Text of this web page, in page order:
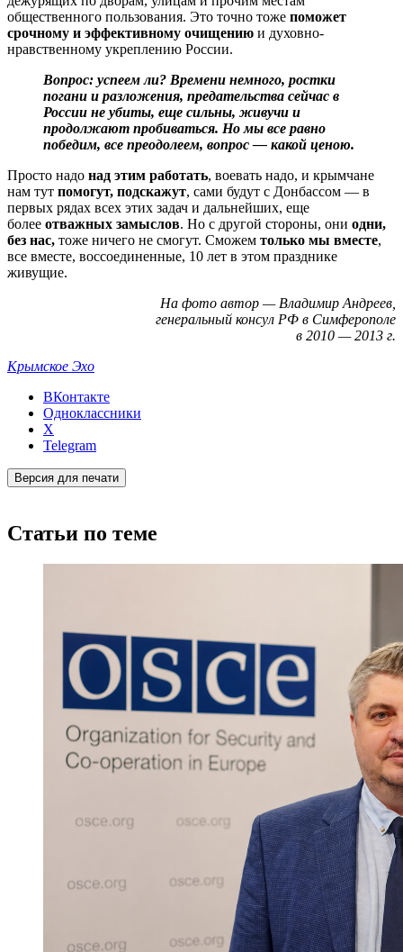
общественного пользования. Это точно тоже поможет
срочному и эффективному очищению и духовно-
нравственному укреплению России.
Вопрос: успеем ли? Времени немного, ростки
погани и разложения, предательства сейчас в
России не убиты, еще сильны, живучи и
продолжают пробиваться. Но мы все равно
победим, все преодолеем, вопрос — какой ценою.
Просто надо над этим работать, воевать надо, и крымчане
нам тут помогут, подскажут, сами будут с Донбассом — в
первых рядах всех этих задач и дальнейших, еще
более отважных замыслов. Но с другой стороны, они одни,
без нас, тоже ничего не смогут. Сможем только мы вместе,
все вместе, воссоединенные, 10 лет в этом празднике
живущие.
На фото автор — Владимир Андреев,
генеральный консул РФ в Симферополе
в 2010 — 2013 г.
Крымское Эхо
ВКонтакте
Одноклассники
X
Telegram
Версия для печати
Статьи по теме